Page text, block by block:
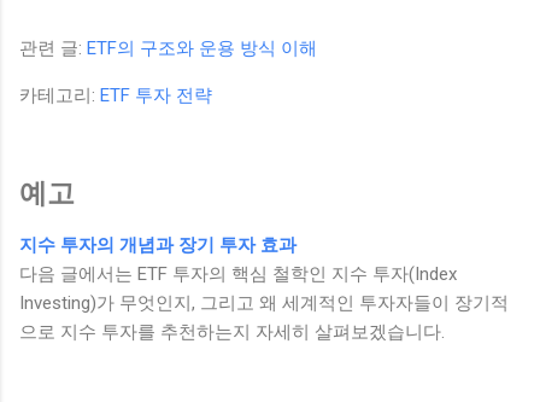
관련 글: ETF의 구조와 운용 방식 이해
카테고리: ETF 투자 전략
예고
지수 투자의 개념과 장기 투자 효과
다음 글에서는 ETF 투자의 핵심 철학인 지수 투자(Index
Investing)가 무엇인지, 그리고 왜 세계적인 투자자들이 장기적
으로 지수 투자를 추천하는지 자세히 살펴보겠습니다.